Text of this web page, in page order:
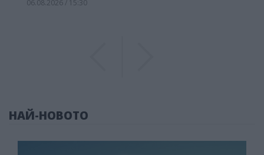
06.08.2026 / 15:30
НАЙ-НОВОТО